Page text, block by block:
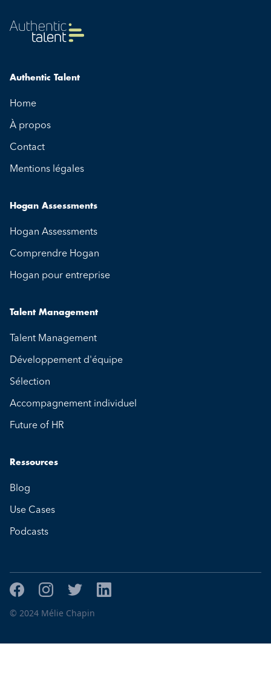
Authentic Talent
Home
À propos
Contact
Mentions légales
Hogan Assessments
Hogan Assessments
Comprendre Hogan
Hogan pour entreprise
Talent Management
Talent Management
Développement d'équipe
Sélection
Accompagnement individuel
Future of HR
Ressources
Blog
Use Cases
Podcasts
© 2024 Mélie Chapin